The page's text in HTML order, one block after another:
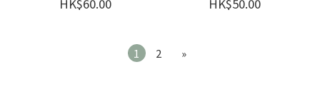
HK$60.00
HK$50.00
1 2 »